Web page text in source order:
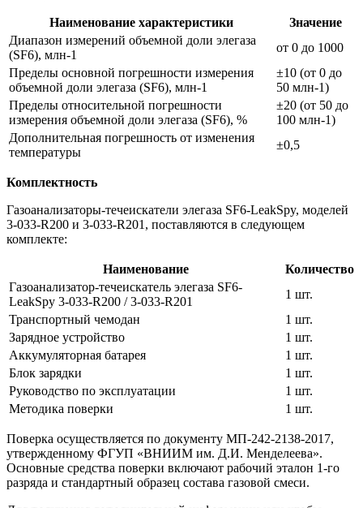
Наименование характеристики
Значение
Диапазон измерений объемной доли элегаза
(SF6), млн-1
от 0 до 1000
Пределы основной погрешности измерения
объемной доли элегаза (SF6), млн-1
±10 (от 0 до
50 млн-1)
Пределы относительной погрешности
измерения объемной доли элегаза (SF6), %
±20 (от 50 до
100 млн-1)
Дополнительная погрешность от изменения
температуры
±0,5
Комплектность
Газоанализаторы-течеискатели элегаза SF6-LeakSpy, моделей
3-033-R200 и 3-033-R201, поставляются в следующем
комплекте:
Наименование
Количество
Газоанализатор-течеискатель элегаза SF6-
LeakSpy 3-033-R200 / 3-033-R201
1 шт.
Транспортный чемодан
1 шт.
Зарядное устройство
1 шт.
Аккумуляторная батарея
1 шт.
Блок зарядки
1 шт.
Руководство по эксплуатации
1 шт.
Методика поверки
1 шт.
Поверка осуществляется по документу МП-242-2138-2017,
утвержденному ФГУП «ВНИИМ им. Д.И. Менделеева».
Основные средства поверки включают рабочий эталон 1-го
разряда и стандартный образец состава газовой смеси.